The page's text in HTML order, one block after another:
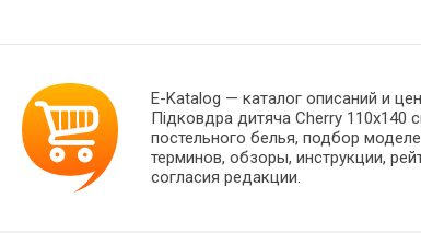
E-Katalog — каталог описаний и
Підковдра дитяча Cherry
постельного белья, подбор
терминов, обзоры, инструкции,
согласия редакции.